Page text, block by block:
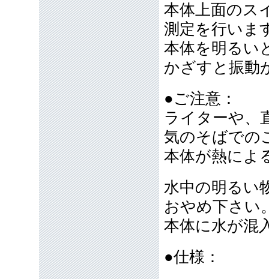
本体上面のス
測定を行いま
本体を明るい
かざすと振動
●ご注意：
ライターや、
気のそばでの
本体が熱によ
水中の明るい
おやめ下さい
本体に水が混
●仕様：